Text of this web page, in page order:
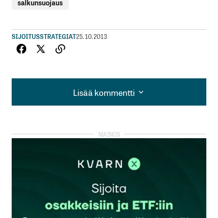
salkunsuojaus
SIJOITUSSTRATEGIAT25.10.2013
Lisää kommentti
Lisää kommentti
kirjautua
rekisteröityä